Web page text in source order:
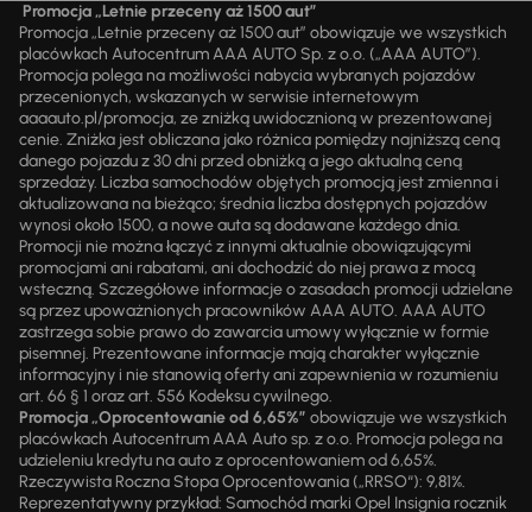
Promocja „Letnie przeceny aż 1500 aut”
Promocja „Letnie przeceny aż 1500 aut” obowiązuje we wszystkich
placówkach Autocentrum AAA AUTO Sp. z o.o. („AAA AUTO”).
Promocja polega na możliwości nabycia wybranych pojazdów
przecenionych, wskazanych w serwisie internetowym
aaaauto.pl/promocja, ze zniżką uwidocznioną w prezentowanej
cenie. Zniżka jest obliczana jako różnica pomiędzy najniższą ceną
danego pojazdu z 30 dni przed obniżką a jego aktualną ceną
sprzedaży. Liczba samochodów objętych promocją jest zmienna i
aktualizowana na bieżąco; średnia liczba dostępnych pojazdów
wynosi około 1500, a nowe auta są dodawane każdego dnia.
Promocji nie można łączyć z innymi aktualnie obowiązującymi
promocjami ani rabatami, ani dochodzić do niej prawa z mocą
wsteczną. Szczegółowe informacje o zasadach promocji udzielane
są przez upoważnionych pracowników AAA AUTO. AAA AUTO
zastrzega sobie prawo do zawarcia umowy wyłącznie w formie
pisemnej. Prezentowane informacje mają charakter wyłącznie
informacyjny i nie stanowią oferty ani zapewnienia w rozumieniu
art. 66 § 1 oraz art. 556 Kodeksu cywilnego.
Promocja „Oprocentowanie od 6,65%” obowiązuje we wszystkich
placówkach Autocentrum AAA Auto sp. z o.o. Promocja polega na
udzieleniu kredytu na auto z oprocentowaniem od 6,65%.
Rzeczywista Roczna Stopa Oprocentowania („RRSO“): 9,81%.
Reprezentatywny przykład: Samochód marki Opel Insignia rocznik